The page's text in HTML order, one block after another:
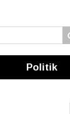
Politik